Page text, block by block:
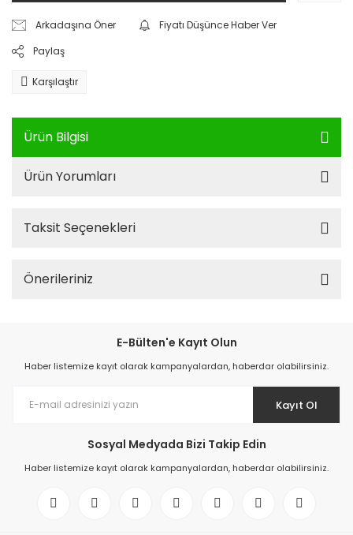
Arkadaşına Öner
Fiyatı Düşünce Haber Ver
Paylaş
Karşılaştır
Ürün Bilgisi
Ürün Yorumları
Taksit Seçenekleri
Önerileriniz
E-Bülten'e Kayıt Olun
Haber listemize kayıt olarak kampanyalardan, haberdar olabilirsiniz.
Kayıt Ol
Sosyal Medyada Bizi Takip Edin
Haber listemize kayıt olarak kampanyalardan, haberdar olabilirsiniz.